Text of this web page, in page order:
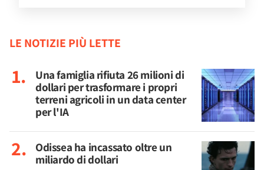
LE NOTIZIE PIÙ LETTE
Una famiglia rifiuta 26 milioni di
dollari per trasformare i propri
terreni agricoli in un data center
per l'IA
Odissea ha incassato oltre un
miliardo di dollari